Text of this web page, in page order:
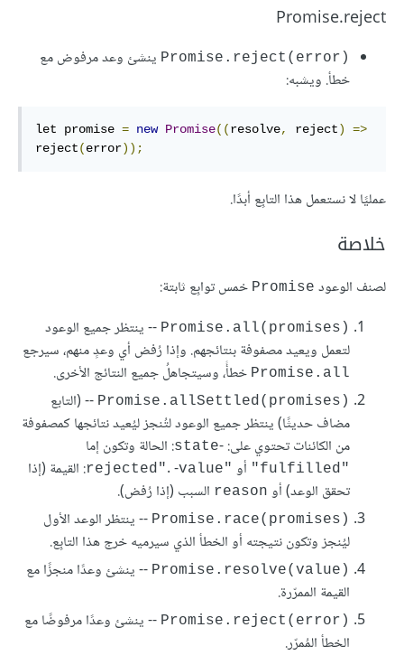
Promise.reject
Promise.reject(error)‎ ينشئ وعد مرفوض مع
خطأ. ويشبه:
let promise = new Promise((resolve, reject)
=>
reject(error));
عمليًا لا نستعمل هذا التابِع أبدًا.
خلاصة
لصنف الوعود Promise خمس توابِع ثابتة:
Promise.all(promises)‎ -- ينتظر جميع الوعود
لتعمل ويعيد مصفوفة بنتائجهم. وإذا رُفض أي وعدٍ منهم، سيرجع
Promise.all خطأً، وسيتجاهلُ جميع النتائج الأخرى.
Promise.allSettled(promises)‎ -- (التابع
مضاف حديثًا) ينتظر جميع الوعود لتُنجز ليُعيد نتائجها كمصفوفة
من الكائنات تحتوي على: -state: الحالة وتكون إما
"fulfilled" أو "rejected"
. -value
: القيمة (إذا
تحقق الوعد) أو reason السبب (إذا رُفض).
Promise.race(promises)‎ -- ينتظر الوعد الأول
ليُنجز وتكون نتيجته أو الخطأ الذي سيرميه خرج هذا التابِع.
Promise.resolve(value)‎ -- ينشئ وعدًا منجزًا مع
القيمة الممرّرة.
Promise.reject(error)‎ -- ينشئ وعدًا مرفوضًا مع
الخطأ المُمرّر.